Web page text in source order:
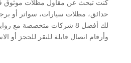
كنت تبحث عن مقاول مظلات موثوق
حدائق، مظلات سيارات، سواتر أو
لك أفضل 8 شركات متخصصة مع
وأرقام اتصال قابلة للنقر للحجز أو